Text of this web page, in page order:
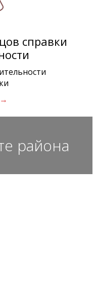
справки
→
района